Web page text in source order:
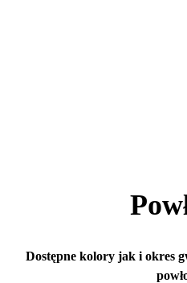
Dostępne kolory jak i okres